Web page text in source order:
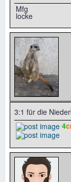
Mfg
locke
3:1 für die
4